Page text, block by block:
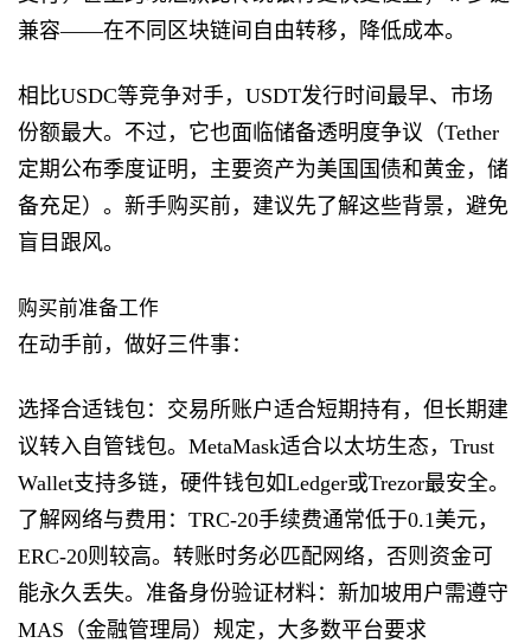
兼容——在不同区块链间自由转移，降低成本。
相比USDC等竞争对手，USDT发行时间最早、市场
份额最大。不过，它也面临储备透明度争议（Tether
定期公布季度证明，主要资产为美国国债和黄金，储
备充足）。新手购买前，建议先了解这些背景，避免
盲目跟风。
购买前准备工作
在动手前，做好三件事：
选择合适钱包：交易所账户适合短期持有，但长期建
议转入自管钱包。MetaMask适合以太坊生态，Trust
Wallet支持多链，硬件钱包如Ledger或Trezor最安全。
了解网络与费用：TRC-20手续费通常低于0.1美元，
ERC-20则较高。转账时务必匹配网络，否则资金可
能永久丢失。准备身份验证材料：新加坡用户需遵守
MAS（金融管理局）规定，大多数平台要求